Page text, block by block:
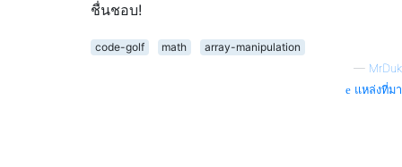
ชื่นชอบ!
code-golf math
array-manipulation
— MrDuk
แหล่งที่มา